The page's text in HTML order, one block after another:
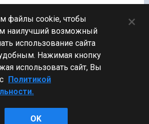
(не путать с безопасным режимом).
нормально, осталось методом перебора...
Стиль
файлы cookie, чтобы
наилучший возможный
использование сайта
Нажимая кнопку
использовать сайт, Вы
Политикой
OK
×